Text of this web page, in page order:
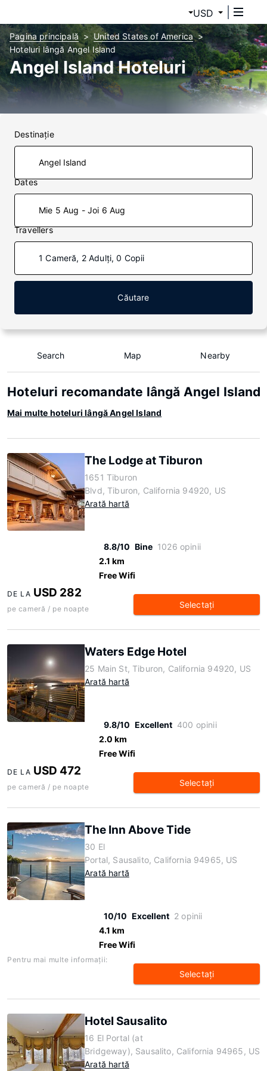
USD
Pagina principală
United States of America
Hoteluri lângă Angel Island
Angel Island Hoteluri
Destinaţie
Dates
Mie 5 Aug - Joi 6 Aug
Travellers
1 Cameră, 2 Adulți, 0 Copii
Căutare
Search Map Nearby
Hoteluri recomandate lângă Angel Island
Mai multe hoteluri lângă Angel Island
The Lodge at Tiburon
1651 Tiburon
Blvd, Tiburon, California 94920, US
Arată hartă
8.8/10 Bine 1026 opinii
2.1 km
Free Wifi
DE LA USD 282
pe cameră / pe noapte Selectaţi
Waters Edge Hotel
25 Main St, Tiburon, California 94920, US
Arată hartă
9.8/10 Excellent 400 opinii
2.0 km
Free Wifi
DE LA USD 472
pe cameră / pe noapte Selectaţi
The Inn Above Tide
30 El
Portal, Sausalito, California 94965, US
Arată hartă
10/10 Excellent 2 opinii
4.1 km
Free Wifi
Pentru mai multe informaţii:
Selectaţi
Hotel Sausalito
16 El Portal (at
Bridgeway), Sausalito, California 94965, US
Arată hartă